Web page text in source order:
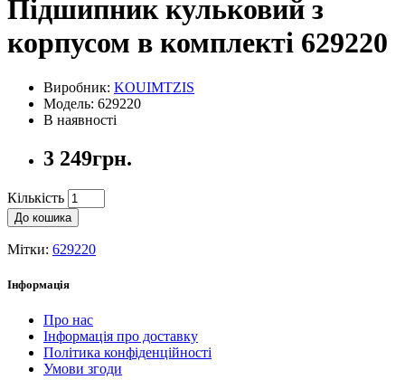
Підшипник кульковий з
корпусом в комплекті 629220
Виробник: KOUIMTZIS
Модель: 629220
В наявності
3 249грн.
Кількість
До кошика
Мітки: 629220
Інформація
Про нас
Інформація про доставку
Політика конфіденційності
Умови згоди